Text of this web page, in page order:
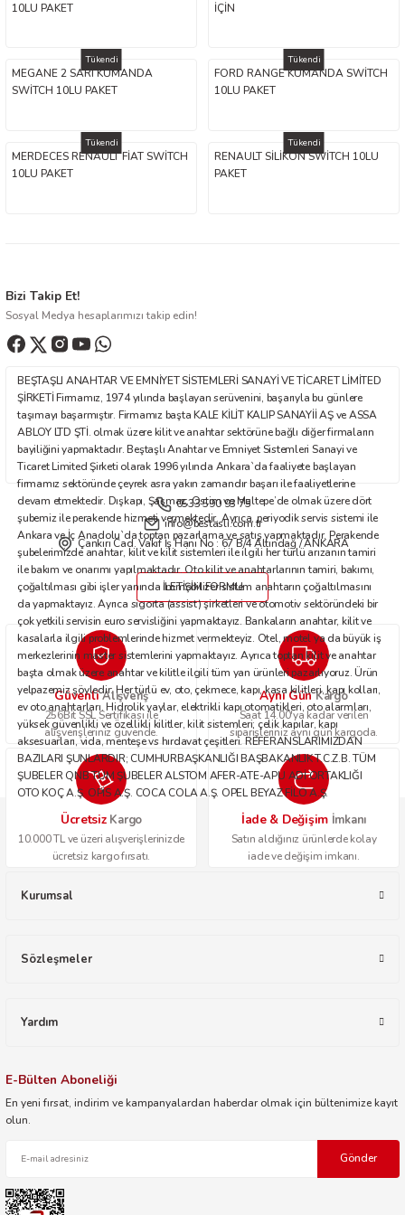
10LU PAKET
İÇİN
Tükendi
MEGANE 2 SARI KUMANDA
SWİTCH 10LU PAKET
Tükendi
FORD RANGE KUMANDA SWİTCH
10LU PAKET
Tükendi
MERDECES RENAULT FİAT SWİTCH
10LU PAKET
Tükendi
RENAULT SİLİKON SWİTCH 10LU
PAKET
Bizi Takip Et!
Sosyal Medya hesaplarımızı takip edin!
BEŞTAŞLI ANAHTAR VE EMNİYET SİSTEMLERİ SANAYİ VE TİCARET LİMİTED
ŞİRKETİ Firmamız, 1974 yılında başlayan serüvenini, başarıyla bu günlere
taşımayı başarmıştır. Firmamız başta KALE KİLİT KALIP SANAYİİ AŞ ve ASSA
ABLOY LTD ŞTİ. olmak üzere kilit ve anahtar sektörüne bağlı diğer firmaların
bayiliğini yapmaktadır. Beştaşlı Anahtar ve Emniyet Sistemleri Sanayi ve
Ticaret Limited Şirketi olarak 1996 yılında Ankara`da faaliyete başlayan
firmamız sektöründe çeyrek asra yakın zamandır başarı ile faaliyetlerine
devam etmektedir. Dışkapı, Şaşmaz, Ostim ve Maltepe’de olmak üzere dört
şubemiz ile perakende hizmeti vermektedir. Ayrıca, periyodik servis sistemi ile
Ankara ve İç Anadolu`da toptan pazarlama ve satış yapmaktadır. Perakende
şubelerimizde anahtar, kilit ve kilit sistemleri ile ilgili her türlü arızanın tamiri
ile bakım ve onarımı yapılmaktadır. Oto kilit ve anahtarlarının tamiri, bakımı,
çoğaltılması gibi işler yanında immobilizer sistem anahtarın çoğaltılmasını
da yapmaktayız. Ayrıca sigorta (assist) şirketleri ve otomotiv sektöründeki bir
çok yetkili servisin euro servisliğini yapmaktayız. Bankaların anahtar, kilit ve
kasalarla ilgili problemlerinde hizmet vermekteyiz. Otel, motel ya da büyük iş
merkezlerinin master sistemlerini yapmaktayız. Ayrıca toptan kilit ve anahtar
başta olmak üzere anahtar ve kilitle ilgili tüm yan ürünleri pazarlıyoruz. Ürün
yelpazemiz şöyledir: Her türlü ev, oto, çekmece, kapı, kasa kilitleri, kapı kolları,
ev oto anahtarları. Hidrolik yaylar, elektrikli kapı otomatikleri, oto alarmları,
yüksek güvenlikli ve özellikli kilitler, kilit sistemleri; çelik kapılar, kapı
aksesuarları, vida, menteşe vs hırdavat çeşitleri. REFERANSLARIMIZDAN
BAZILARI ŞUNLARDIR; CUMHURBAŞKANLIĞI BAŞBAKANLIK T.C.Z.B. TÜM
ŞUBELER QNB TÜM ŞUBELER ALSTOM AFER-ATE-APU ADİ ORTAKLIĞI
OTO KOÇ A.Ş. OPİS A.Ş. COCA COLA A.Ş. OPEL BEYAZ FİLO A.Ş.
0533 590 93 75
info@bestasli.com.tr
Çankırı Cad. Vakıf İş Hanı No : 67 B/4 Altındağ / ANKARA
İLETİŞİM FORMU
GüvenliAlışveriş
256Bit SSL Sertifikası ile
alışverişleriniz güvende.
Aynı GünKargo
Saat 14.00'ya kadar verilen
siparişleriniz aynı gün kargoda.
Ücretsiz Kargo
10.000 TL ve üzeri alışverişlerinizde
ücretsiz kargo fırsatı.
İade & Değişim İmkanı
Satın aldığınız ürünlerde kolay
iade ve değişim imkanı.
Kurumsal
Sözleşmeler
Yardım
E-Bülten Aboneliği
En yeni fırsat, indirim ve kampanyalardan haberdar olmak için bültenimize kayıt
olun.
Gönder